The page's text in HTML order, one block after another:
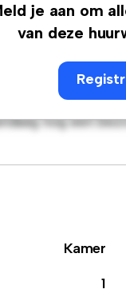
je aan om
van deze
en biedt een
de gunstige
attracties.
die op
nog een
Kamer
1